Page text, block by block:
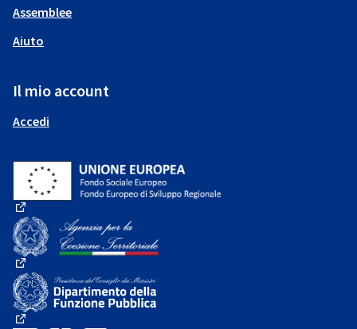
Assemblee
Aiuto
Il mio account
Accedi
(Collegamento esterno)
(Collegamento esterno)